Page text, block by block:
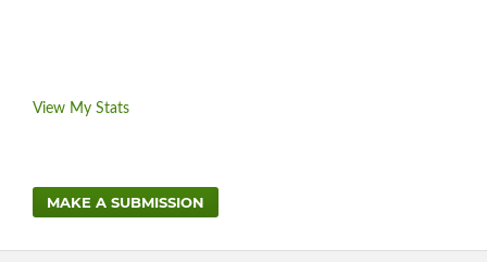
View My Stats
MAKE A SUBMISSION